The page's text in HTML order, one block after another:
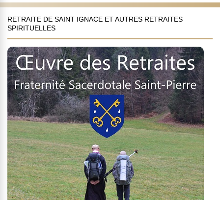
RETRAITE DE SAINT IGNACE ET AUTRES RETRAITES
SPIRITUELLES